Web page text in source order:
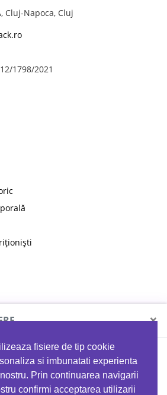
fisiere de tip cookie
si imbunatati experienta
Prin continuarea navigarii
confirmi acceptarea utilizarii
Cluj-Napoca, Cluj
1798/2021
×